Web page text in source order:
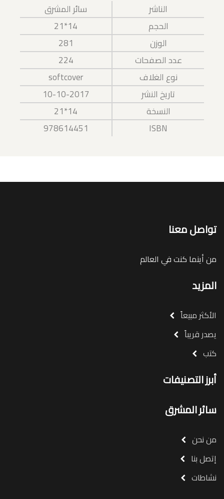
الناشر
سائر المشرق
الحجم
14*21
الوزن
281
عدد الصفحات
224
نوع الغلاف
softcover
تاريخ النشر
10-10-2017
النسخة
14*21
ISBN
978614451
تواصل معنا
من أينما كنت في العالم
المزيد
الأكثر مبيعاً
يصدر قريباً
كتب
أبرز التصنيفات
سائر المشرق
من نحن
إتصل بنا
نشاطات